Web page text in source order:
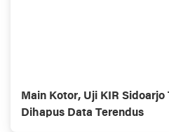
Main Kotor, Uji KIR
Dihapus Data Terendus